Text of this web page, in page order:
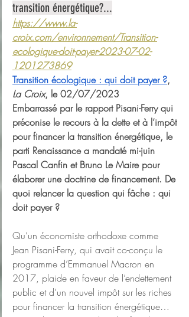
transition énergétique?...
https://www.la-
croix.com/environnement/Transition-
ecologique-doit-payer-2023-07-02-
1201273869
Transition écologique : qui doit payer ?,
La Croix, le 02/07/2023
Embarrassé par le rapport Pisani-Ferry qui
préconise le recours à la dette et à l’impôt
pour financer la transition énergétique, le
parti Renaissance a mandaté mi-juin
Pascal Canfin et Bruno Le Maire pour
élaborer une doctrine de financement. De
quoi relancer la question qui fâche : qui
doit payer ?
Qu’un économiste orthodoxe comme
Jean Pisani-Ferry, qui avait co-conçu le
programme d’Emmanuel Macron en
2017, plaide en faveur de l’endettement
public et d’un nouvel impôt sur les riches
pour financer la transition énergétique…